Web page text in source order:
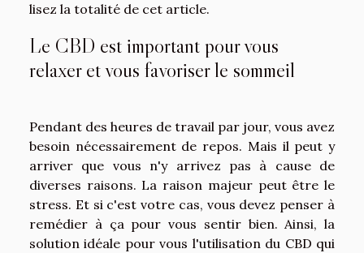
lisez la totalité de cet article.
Le CBD est important pour vous
relaxer et vous favoriser le sommeil
Pendant des heures de travail par jour, vous avez
besoin nécessairement de repos. Mais il peut y
arriver que vous n'y arrivez pas à cause de
diverses raisons. La raison majeur peut être le
stress. Et si c'est votre cas, vous devez penser à
remédier à ça pour vous sentir bien. Ainsi, la
solution idéale pour vous l'utilisation du CBD qui